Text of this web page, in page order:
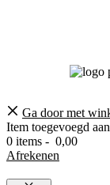
Ga door met
Item toegevoegd
0 items - 0,00
Afrekenen